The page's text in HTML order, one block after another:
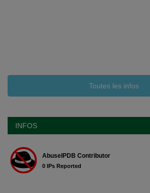
Toutes les infos
INFOS